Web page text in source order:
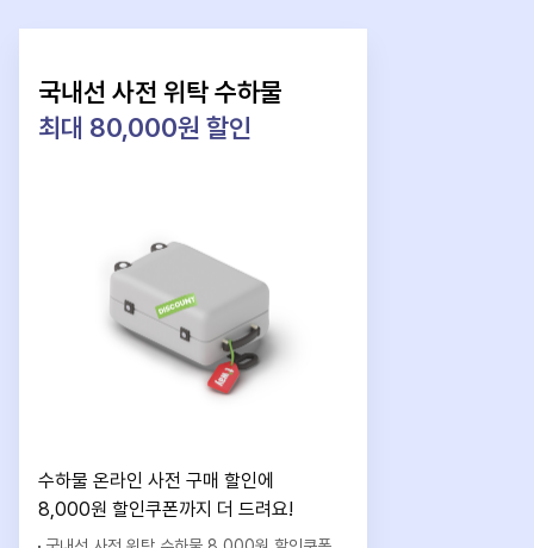
국내선 사전 위탁 수하물
최대 80,000원 할인
수하물 온라인 사전 구매 할인에
8,000원 할인쿠폰까지 더 드려요!